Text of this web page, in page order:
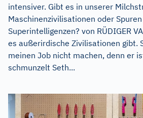
intensiver. Gibt es in unserer
Maschinenzivilisationen oder
Superintelligenzen? von RÜDIGER
es außerirdische Zivilisationen gibt.
meinen Job nicht machen, denn er
schmunzelt Seth...